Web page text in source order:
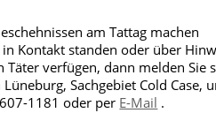
am Tattag machen
Kontakt standen oder über
verfügen, dann melden Sie
Sachgebiet Cold Case,
1181 oder per E-Mail .